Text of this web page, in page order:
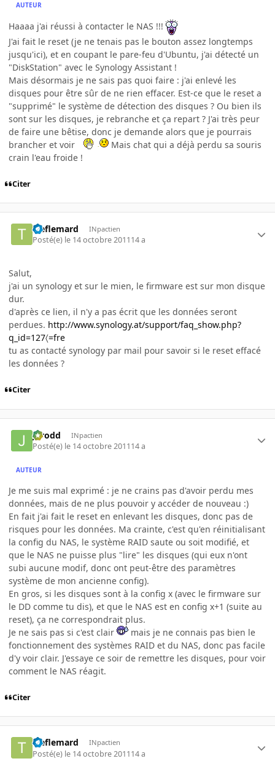
AUTEUR
Haaaa j'ai réussi à contacter le NAS !!!
J'ai fait le reset (je ne tenais pas le bouton assez longtemps
jusqu'ici), et en coupant le pare-feu d'Ubuntu, j'ai détecté un
"DiskStation" avec le Synology Assistant !
Mais désormais je ne sais pas quoi faire : j'ai enlevé les
disques pour être sûr de ne rien effacer. Est-ce que le reset a
"supprimé" le système de détection des disques ? Ou bien ils
sont sur les disques, je rebranche et ça repart ? J'ai très peur
de faire une bêtise, donc je demande alors que je pourrais
brancher et voir
Mais chat qui a déjà perdu sa souris
crain l'eau froide !
Citer
treflemard INpactien
Posté(e) le 14 octobre 201114 a
Salut,
j'ai un synology et sur le mien, le firmware est sur mon disque
dur.
d'après ce lien, il n'y a pas écrit que les données seront
perdues. http://www.synology.at/support/faq_show.php?
q_id=127〈=fre
tu as contacté synology par mail pour savoir si le reset effacé
les données ?
Citer
Jarodd INpactien
Posté(e) le 14 octobre 201114 a
AUTEUR
Je me suis mal exprimé : je ne crains pas d'avoir perdu mes
données, mais de ne plus pouvoir y accéder de nouveau :)
En fait j'ai fait le reset en enlevant les disques, donc pas de
risques pour les données. Ma crainte, c'est qu'en réinitialisant
la config du NAS, le système RAID saute ou soit modifié, et
que le NAS ne puisse plus "lire" les disques (qui eux n'ont
subi aucune modif, donc ont peut-être des paramètres
système de mon ancienne config).
En gros, si les disques sont à la config x (avec le firmware sur
le DD comme tu dis), et que le NAS est en config x+1 (suite au
reset), ça ne correspondrait plus.
Je ne sais pas si c'est clair
mais je ne connais pas bien le
fonctionnement des systèmes RAID et du NAS, donc pas facile
d'y voir clair. J'essaye ce soir de remettre les disques, pour voir
comment le NAS réagit.
Citer
treflemard INpactien
Posté(e) le 14 octobre 201114 a